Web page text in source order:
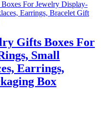
Gifts Boxes For
Small
Earrings,
Box